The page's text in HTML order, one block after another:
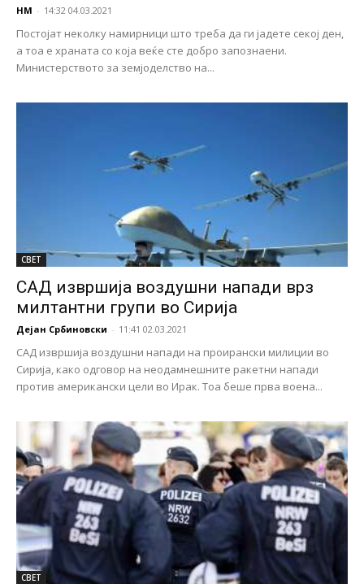
НМ - 14:32 04.03.2021
Постојат неколку намирници што треба да ги јадете секој ден,
а тоа е храната со која веќе сте добро запознаени.
Министерството за земјоделство на...
СВЕТ
САД извршија воздушни напади врз
милтантни групи во Сирија
Дејан Србиновски - 11:41 02.03.2021
САД извршија воздушни напади на проирански милиции во
Сирија, како одговор на неодамнешните ракетни напади
против американски цели во Ирак. Тоа беше прва воена...
СВЕТ